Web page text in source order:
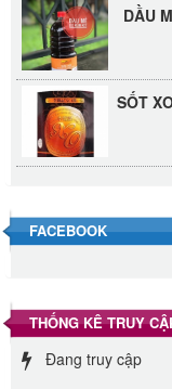
SỐT
FACEBOOK
THỐNG KÊ TRUY
Đang truy cập